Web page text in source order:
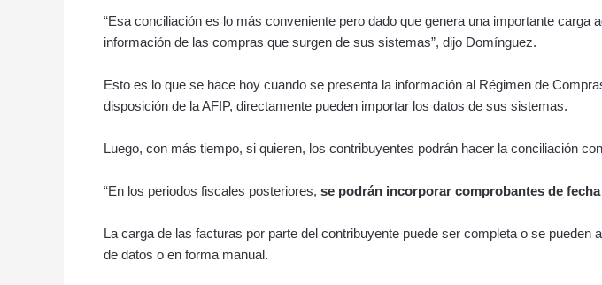
“Esa conciliación es lo más conveniente pero dado que genera una importante
información de las compras que surgen de sus sistemas”, dijo Domínguez.
Esto es lo que se hace hoy cuando se presenta la información al Régimen de
disposición de la AFIP, directamente pueden importar los datos de sus sistemas.
Luego, con más tiempo, si quieren, los contribuyentes podrán hacer la conciliación
“En los periodos fiscales posteriores, se podrán incorporar comprobantes de
La carga de las facturas por parte del contribuyente puede ser completa o se
de datos o en forma manual.